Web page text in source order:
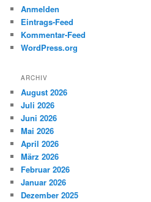
Anmelden
Eintrags-Feed
Kommentar-Feed
WordPress.org
ARCHIV
August 2026
Juli 2026
Juni 2026
Mai 2026
April 2026
März 2026
Februar 2026
Januar 2026
Dezember 2025